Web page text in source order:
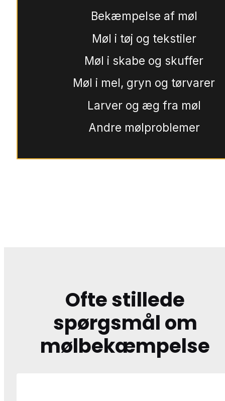
Bekæmpelse af møl
Møl i tøj og tekstiler
Møl i skabe og skuffer
Møl i mel, gryn og tørvarer
Larver og æg fra møl
Andre mølproblemer
Ofte stillede
spørgsmål om
mølbekæmpelse